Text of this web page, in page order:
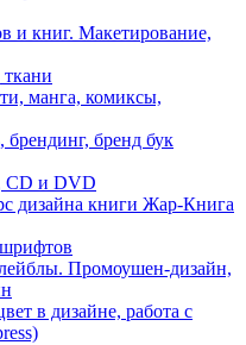
и книг. Макетирование,
манга, комиксы,
бренд бук
СD и DVD
дизайна книги Жар-Книга
Промоушен-дизайн,
в дизайне, работа с